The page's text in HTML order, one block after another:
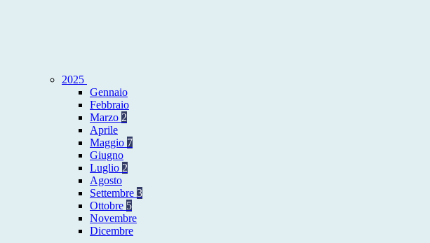
2025
Gennaio
Febbraio
Marzo 2
Aprile
Maggio 7
Giugno
Luglio 2
Agosto
Settembre 3
Ottobre 5
Novembre
Dicembre